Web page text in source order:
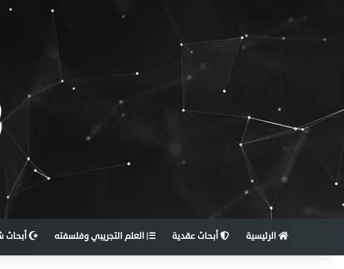
الرئيسية أبحاث عقدية العلم التجريبي وفلسفته أبحاث